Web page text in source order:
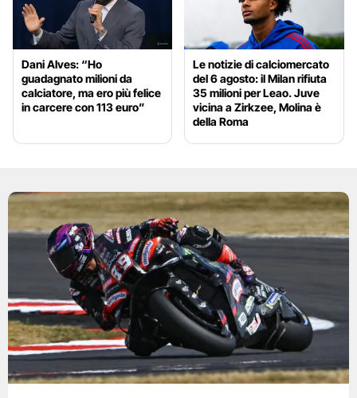
Dani Alves: “Ho
guadagnato milioni da
calciatore, ma ero più felice
in carcere con 113 euro”
Le notizie di calciomercato
del 6 agosto: il Milan rifiuta
35 milioni per Leao. Juve
vicina a Zirkzee, Molina è
della Roma